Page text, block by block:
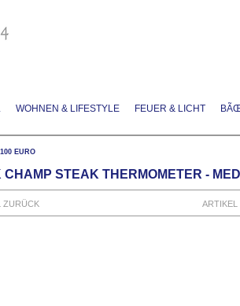
WOHNEN & LIFESTYLE FEUER & LICHT
EURO
CHAMP STEAK THERMOMETER -
ZURÜCK ARTIKEL